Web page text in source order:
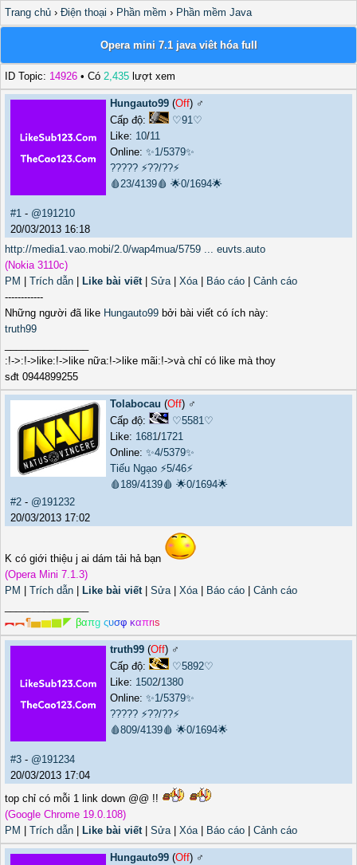
Trang chủ › Điện thoại › Phần mềm › Phần mềm Java
Opera mini 7.1 java viêt hóa full
ID Topic: 14926 • Có 2,435 lượt xem
Hungauto99 (Off) ♂️
Cấp độ:
♡91♡
Like: 10/11
Online: ✨1/5379✨
????? ⚡??/??⚡
🩸23/4139🩸 🌟0/1694🌟
#1 - @191210
20/03/2013 16:18
http://media1.vao.mobi/2.0/wap4mua/5759 ... euvts.auto
(Nokia 3110c)
PM
Trích dẫn Like bài viết| Sửa| Xóa| Báo cáo
Cảnh cáo
------------
Những người đã like Hungauto99 bởi bài viết có ích này:
truth99
:!->:!->like:!->like nữa:!->like mãi:!->và chỉ có like mà thoy
sđt 0944899255
Tolabocau (Off) ♂️
Cấp độ:
♡5581♡
Like: 1681/1721
Online: ✨4/5379✨
Tiếu Ngạo ⚡5/46⚡
🩸189/4139🩸 🌟0/1694🌟
#2 - @191232
20/03/2013 17:02
K có giới thiệu j ai dám tải hả bạn
(Opera Mini 7.1.3)
PM
Trích dẫn Like bài viết| Sửa| Xóa| Báo cáo
Cảnh cáo
︻︻¶▅▆▇◤ βαπg ςυσφ καπrιs
truth99 (Off) ♂️
Cấp độ:
♡5892♡
Like: 1502/1380
Online: ✨1/5379✨
????? ⚡??/??⚡
🩸809/4139🩸 🌟0/1694🌟
#3 - @191234
20/03/2013 17:04
top chỉ có mỗi 1 link down @@ !!
(Google Chrome 19.0.108)
PM
Trích dẫn Like bài viết| Sửa| Xóa| Báo cáo Cảnh cáo
Hungauto99 (Off) ♂️